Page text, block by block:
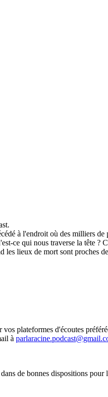
à l'endroit où des milliers
ce qui nous traverse la tête ?
lieux de mort sont proches
plateformes d'écoutes
à
de bonnes dispositions